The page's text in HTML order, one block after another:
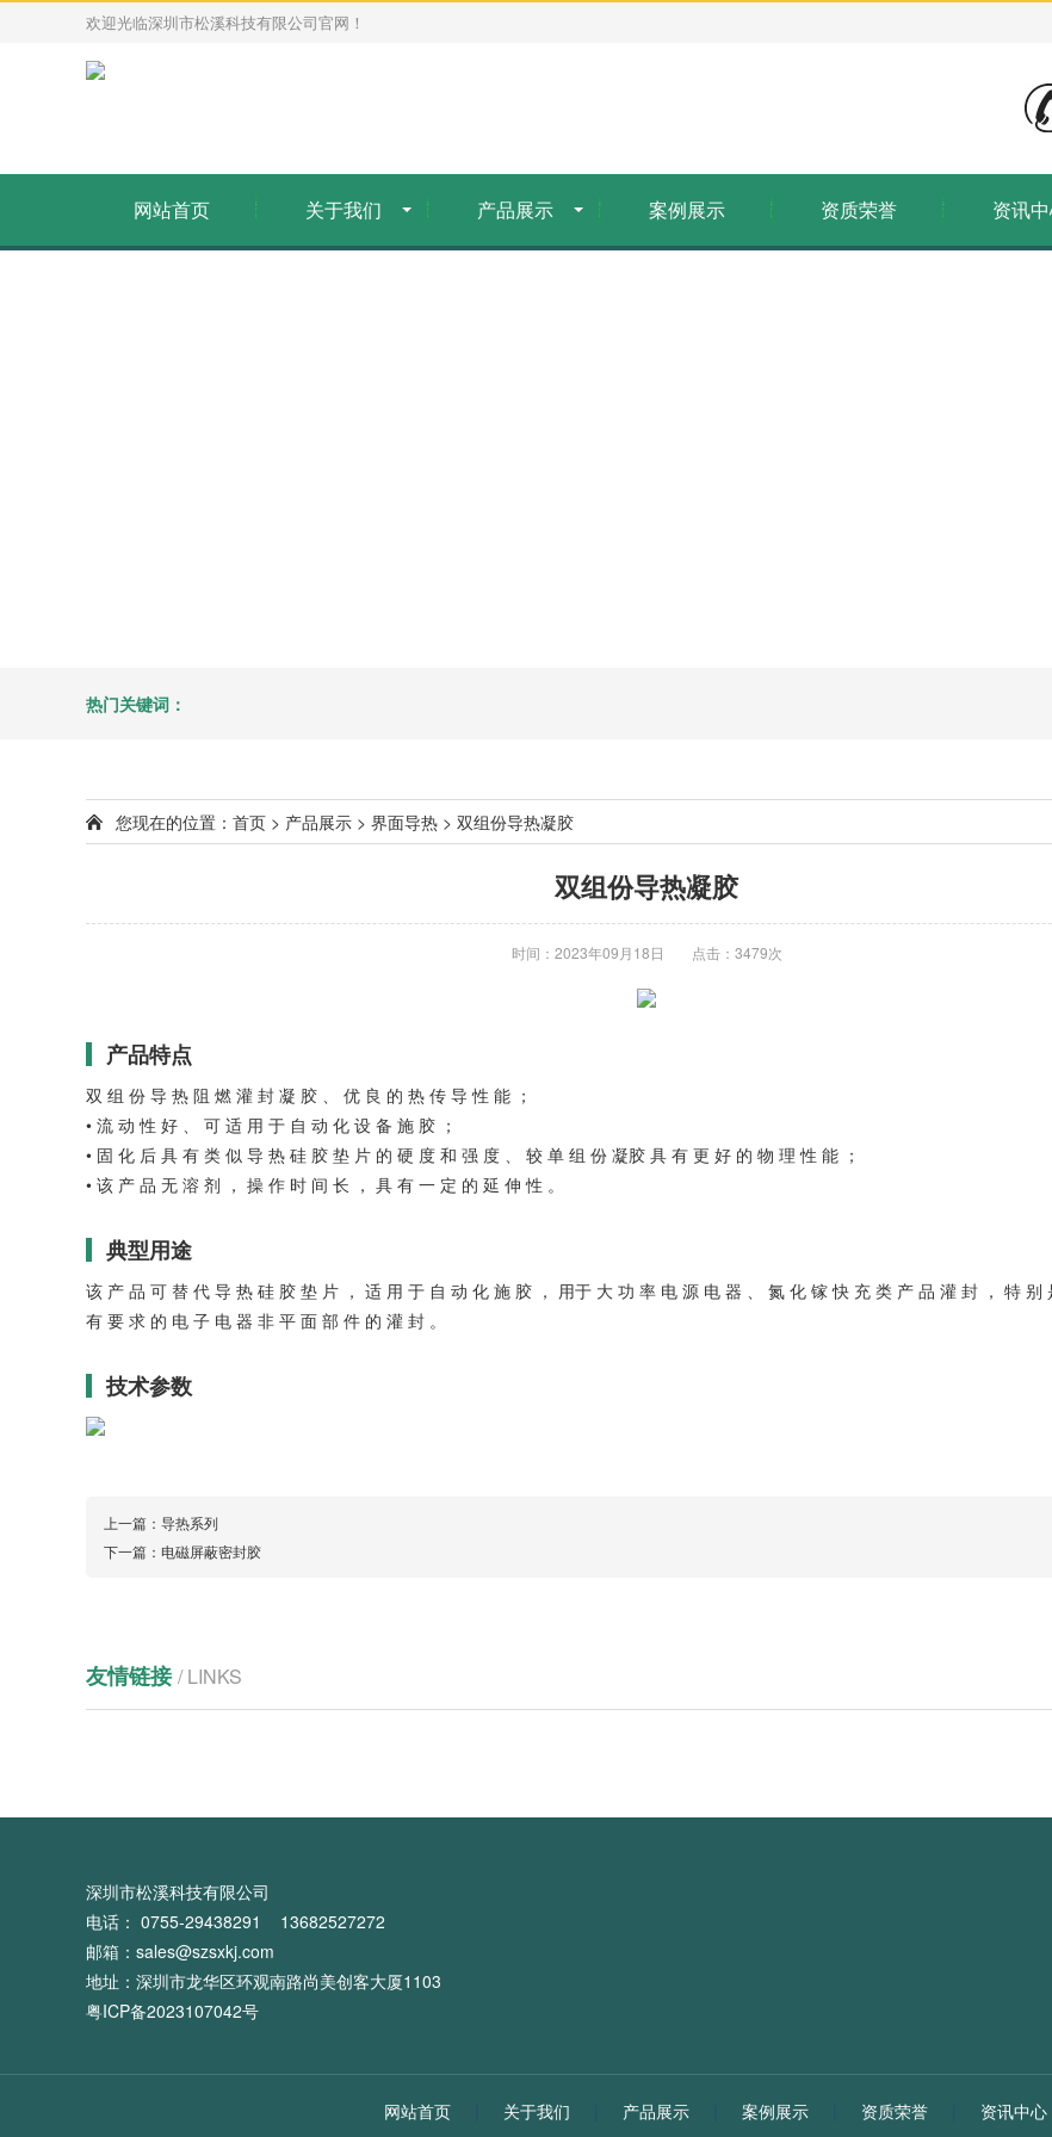
欢迎光临深圳市松溪科技有限公司官网！
网站首页 关于我们 产品展示 案例展示 资质荣誉 资讯
热门关键词：
您现在的位置： 首页 > 产品展示 > 界面导热 > 双组份导热凝胶
双组份导热凝胶
时间：2023年09月18日 点击：3479次
产品特点
双 组 份 导 热 阻 燃 灌 封 凝 胶 、 优 良 的 热 传 导 性 能 ；
• 流 动 性 好 、 可 适 用 于 自 动 化 设 备 施 胶 ；
• 固 化 后 具 有 类 似 导 热 硅 胶 垫 片 的 硬 度 和 强 度 、 较 单 组 份 凝胶 具 有 更 好 的 物 理 性 能 ；
• 该 产 品 无 溶 剂 ， 操 作 时 间 长 ， 具 有 一 定 的 延 伸 性 。
典型用途
该 产 品 可 替 代 导 热 硅 胶 垫 片 ， 适 用 于 自 动 化 施 胶 ， 用于 大 功 率 电 源 电 器 、 氮 化 镓 快 充 类 产 品 灌 封 ， 特 别
有 要 求 的 电 子 电 器 非 平 面 部 件 的 灌 封 。
技术参数
上一篇： 导热系列
下一篇： 电磁屏蔽密封胶
友情链接/ LINKS
深圳市松溪科技有限公司
电话： 0755-29438291 13682527272
邮箱：sales@szsxkj.com
地址：深圳市龙华区环观南路尚美创客大厦1103
粤ICP备2023107042号
网站首页 关于我们 产品展示 案例展示 资质荣誉 资讯中心